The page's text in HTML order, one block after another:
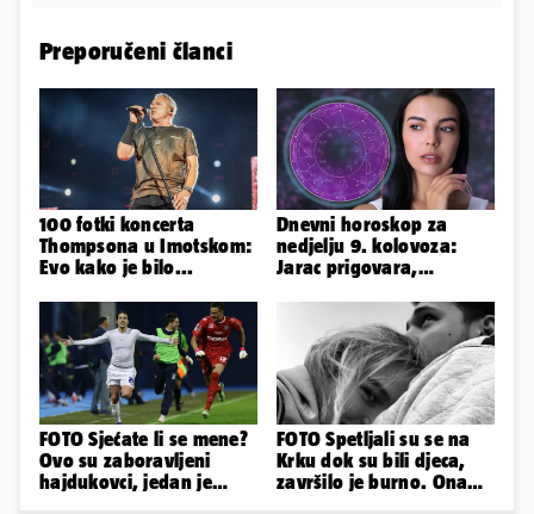
Preporučeni članci
100 fotki koncerta
Thompsona u Imotskom:
Evo kako je bilo...
Dnevni horoskop za
nedjelju 9. kolovoza:
Jarac prigovara,
FOTO Sjećate li se mene?
Ovo su zaboravljeni
hajdukovci, jedan je
FOTO Spetljali su se na
Krku dok su bili djeca,
završilo je burno. Ona